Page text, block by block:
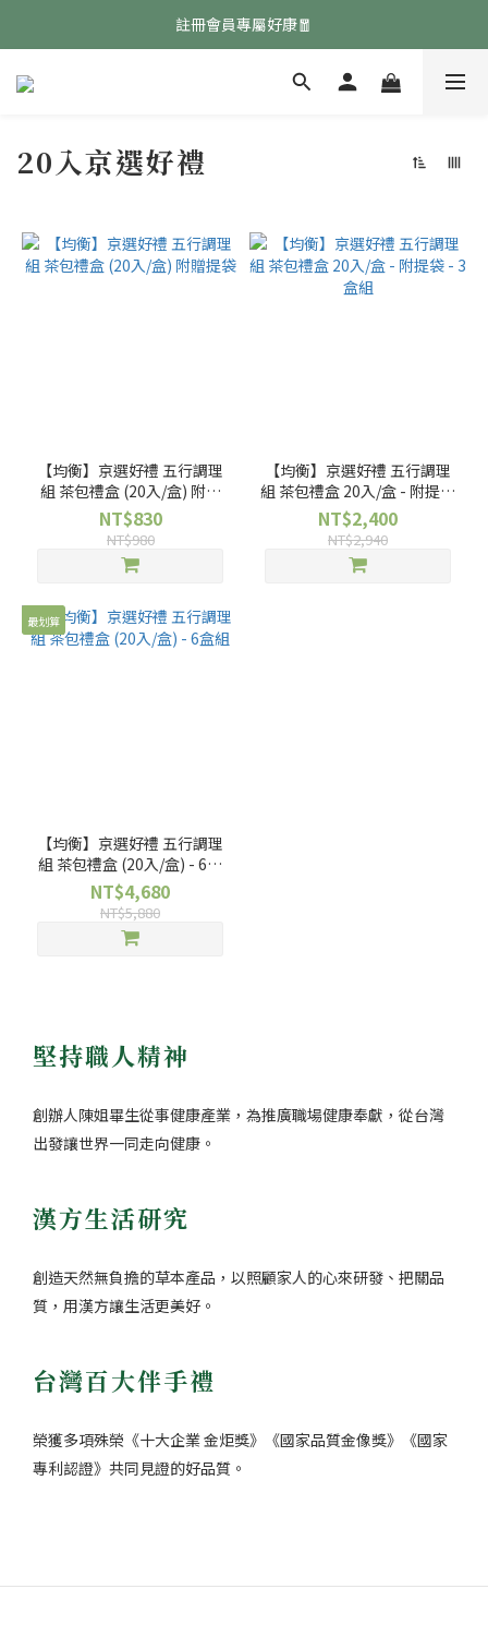
免費領取『均衡養生飲』點擊領取👉
註冊會員專屬好康🧧
免費領取『均衡養生飲』點擊領取👉
20入京選好禮
【均衡】京選好禮 五行調理
組 茶包禮盒 (20入/盒) 附贈
提袋
NT$830
NT$980
【均衡】京選好禮 五行調理
組 茶包禮盒 20入/盒 - 附提袋
- 3盒組
NT$2,400
NT$2,940
最划算
【均衡】京選好禮 五行調理
組 茶包禮盒 (20入/盒) - 6盒
組
NT$4,680
NT$5,880
堅持職人精神
創辦人陳姐畢生從事健康產業，為推廣職場健康奉獻，從台灣
出發讓世界一同走向健康。
漢方生活研究
創造天然無負擔的草本產品，以照顧家人的心來研發、把關品
質，用漢方讓生活更美好。
台灣百大伴手禮
榮獲多項殊榮《十大企業 金炬獎》《國家品質金像獎》《國家
專利認證》共同見證的好品質。